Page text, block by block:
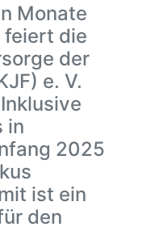
Monate
feiert die
der
e. V.
in
2025
ist ein
den